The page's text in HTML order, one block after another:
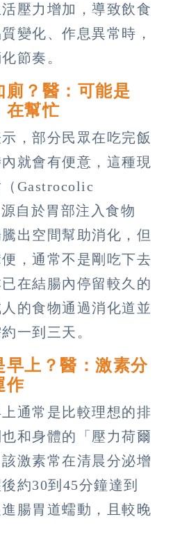
壓力增加，導致飲食
變化、作息異常時，
節奏。
？醫：可能是
在幫忙
，部分民眾在吃完飯
就會有便意，這種現
Gastrocolic
自於胃部注入食物
出空間幫助消化，但
，通常不是剛吃下去
在結腸內停留較久的
的食物通過消化道並
一到三天。
早上？醫：激素分
作
通常是比較理想的排
和身體的「壓力荷爾
激素常在清晨分泌增
約30到45分鐘達到
腸胃道蠕動，且較晚